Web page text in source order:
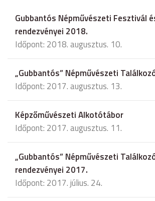
Gubbantós Népművészeti Fesztivál
rendezvényei 2018.
Időpont: 2018. augusztus. 10.
„Gubbantós” Népművészeti
Időpont: 2017. augusztus. 13.
Képzőművészeti Alkotótábor
Időpont: 2017. augusztus. 11.
„Gubbantós” Népművészeti
rendezvényei 2017.
Időpont: 2017. július. 24.